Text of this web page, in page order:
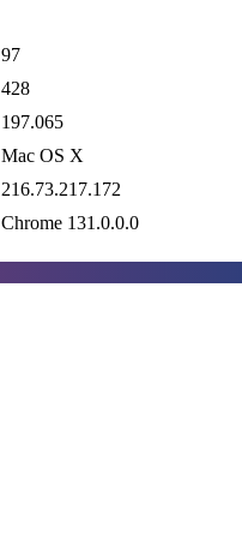
97
428
197.065
Mac OS X
216.73.217.172
Chrome 131.0.0.0